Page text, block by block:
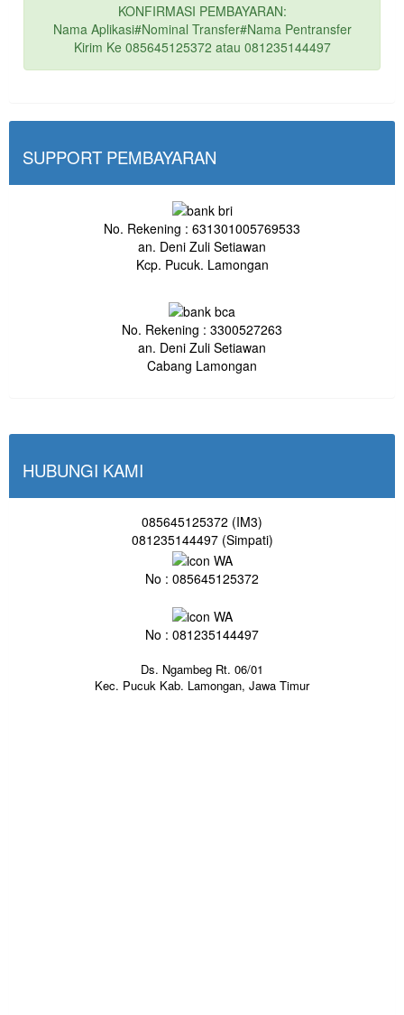
KONFIRMASI PEMBAYARAN:
Nama Aplikasi#Nominal Transfer#Nama Pentransfer
Kirim Ke 085645125372 atau 081235144497
SUPPORT PEMBAYARAN
No. Rekening : 631301005769533
an. Deni Zuli Setiawan
Kcp. Pucuk. Lamongan
No. Rekening : 3300527263
an. Deni Zuli Setiawan
Cabang Lamongan
HUBUNGI KAMI
085645125372 (IM3)
081235144497 (Simpati)
No : 085645125372
No : 081235144497
Ds. Ngambeg Rt. 06/01
Kec. Pucuk Kab. Lamongan, Jawa Timur